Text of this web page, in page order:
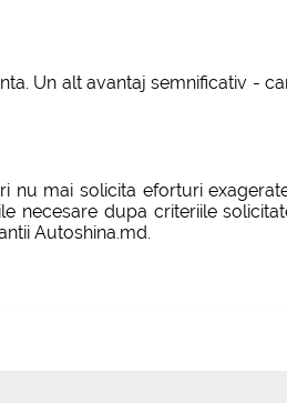
Un alt avantaj semnificativ -
mai solicita eforturi
necesare dupa criteriile
Autoshina.md.